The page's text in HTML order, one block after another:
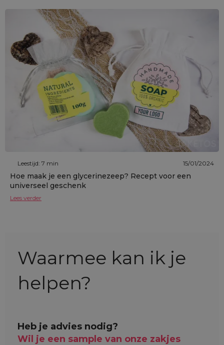
Leestijd: 7 min 15/01/2024
Hoe maak je een glycerinezeep? Recept voor een
universeel geschenk
Lees verder
Waarmee kan ik je
helpen?
Heb je advies nodig?
Wil je een sample van onze zakjes